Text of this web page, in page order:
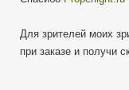
Для зрителей моих
при заказе и получи